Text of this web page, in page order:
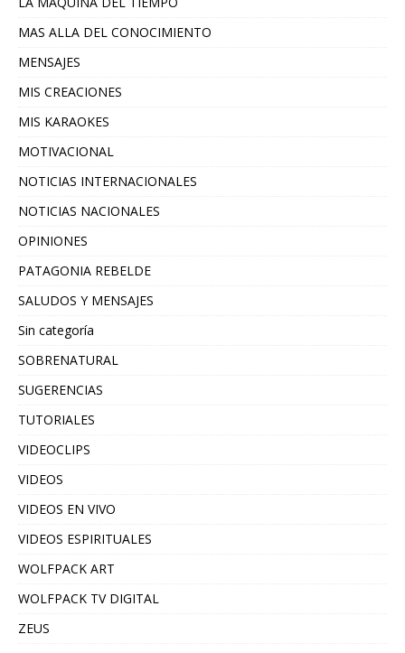
MAS ALLA DEL CONOCIMIENTO
MENSAJES
MIS CREACIONES
MIS KARAOKES
MOTIVACIONAL
NOTICIAS INTERNACIONALES
NOTICIAS NACIONALES
OPINIONES
PATAGONIA REBELDE
SALUDOS Y MENSAJES
Sin categoría
SOBRENATURAL
SUGERENCIAS
TUTORIALES
VIDEOCLIPS
VIDEOS
VIDEOS EN VIVO
VIDEOS ESPIRITUALES
WOLFPACK ART
WOLFPACK TV DIGITAL
ZEUS